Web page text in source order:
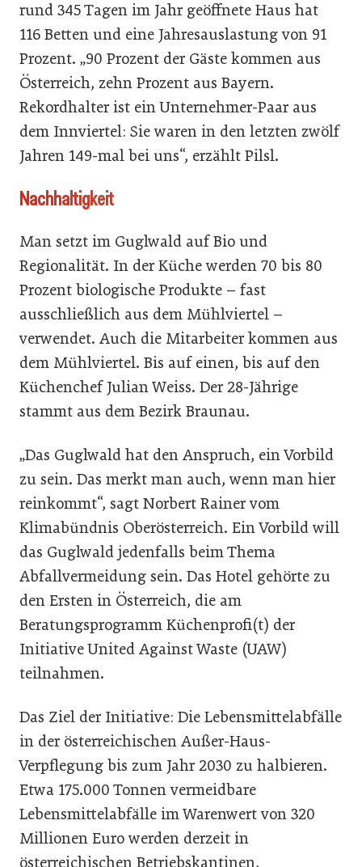
rund 345 Tagen im Jahr geöffnete Haus hat
116 Betten und eine Jahresauslastung von 91
Prozent. „90 Prozent der Gäste kommen aus
Österreich, zehn Prozent aus Bayern.
Rekordhalter ist ein Unternehmer-Paar aus
dem Innviertel: Sie waren in den letzten zwölf
Jahren 149-mal bei uns“, erzählt Pilsl.
Nachhaltigkeit
Man setzt im Guglwald auf Bio und
Regionalität. In der Küche werden 70 bis 80
Prozent biologische Produkte – fast
ausschließlich aus dem Mühlviertel –
verwendet. Auch die Mitarbeiter kommen aus
dem Mühlviertel. Bis auf einen, bis auf den
Küchenchef Julian Weiss. Der 28-Jährige
stammt aus dem Bezirk Braunau.
„Das Guglwald hat den Anspruch, ein Vorbild
zu sein. Das merkt man auch, wenn man hier
reinkommt“, sagt Norbert Rainer vom
Klimabündnis Oberösterreich. Ein Vorbild will
das Guglwald jedenfalls beim Thema
Abfallvermeidung sein. Das Hotel gehörte zu
den Ersten in Österreich, die am
Beratungsprogramm Küchenprofi(t) der
Initiative United Against Waste (UAW)
teilnahmen.
Das Ziel der Initiative: Die Lebensmittelabfälle
in der österreichischen Außer-Haus-
Verpflegung bis zum Jahr 2030 zu halbieren.
Etwa 175.000 Tonnen vermeidbare
Lebensmittelabfälle im Warenwert von 320
Millionen Euro werden derzeit in
österreichischen Betriebskantinen,